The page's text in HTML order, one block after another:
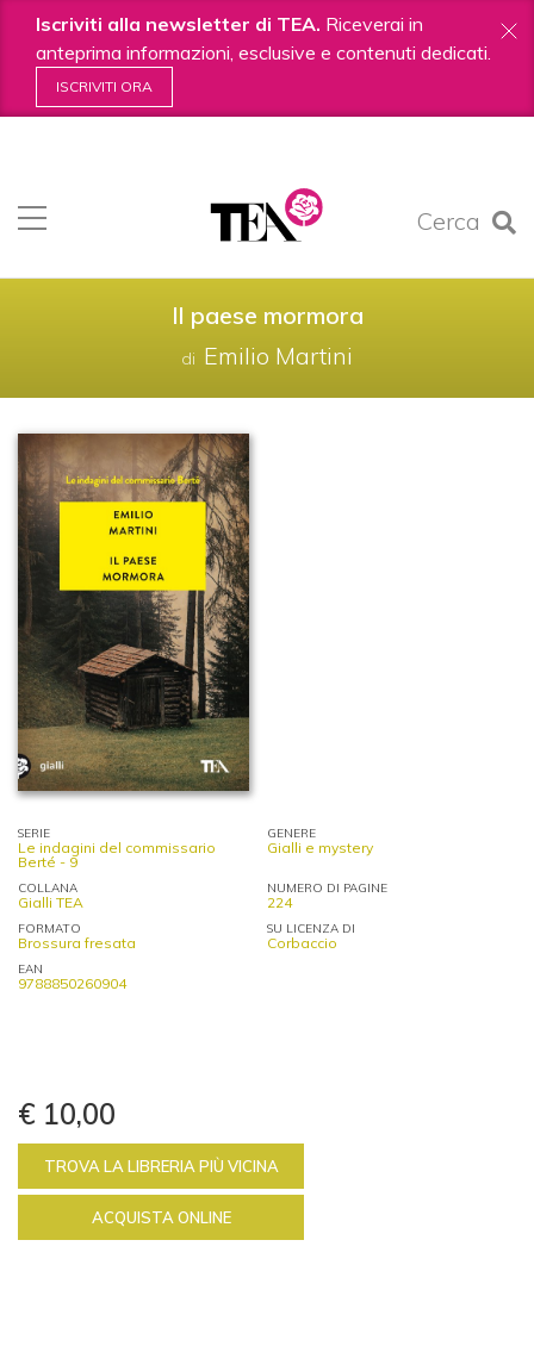
Iscriviti alla newsletter di TEA. Riceverai in
anteprima informazioni, esclusive e contenuti dedicati.
ISCRIVITI ORA
Cerca
contenuti.
|
Il paese mormora
di Emilio Martini
SERIE
Le indagini del commissario
Berté - 9
GENERE
Gialli e mystery
COLLANA
Gialli TEA
NUMERO DI PAGINE
224
FORMATO
Brossura fresata
SU LICENZA DI
Corbaccio
EAN
9788850260904
€ 10,00
TROVA LA LIBRERIA PIÙ VICINA
ACQUISTA ONLINE